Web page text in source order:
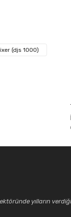
iletebilirsiniz.
(djs 1000)
yılların